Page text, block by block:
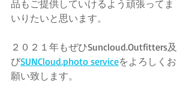
品もご提供していけるよう頑張ってま
いりたいと思います。
２０２１年もぜひSuncloud.Outfitters及
びSUNCloud.photo serviceをよろしくお
願い致します。